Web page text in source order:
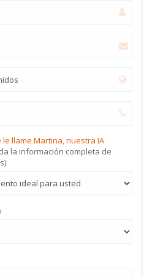
llame Martina, nuestra IA
la información completa de